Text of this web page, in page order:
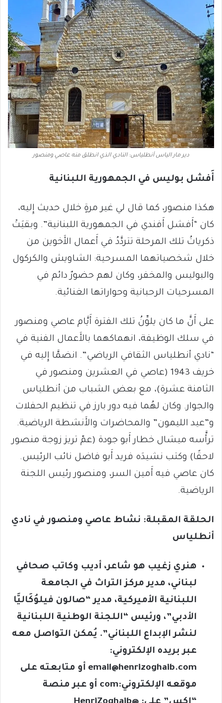
دير مار الياس أنطلياس: النادي الذي انطلق منه عاصي ومنصور
أَفشل بوليس في الجمهورية اللبنانية
هكذا منصور، كما قال لي غير مرةٍ خلال حديث إِليه،
كان “أَفشل أَفندي في الجمهورية اللبنانية”. وبقيَتْ
ذكرياتُ تلك المرحلة تتردَّدُ في أَعمال الأَخوين من
خلال شخصياتهما المسرحية: الشاويش والكركول
والبوليس والمخفر، وكان لهم حضورٌ دائم في
المسرحيات الرحبانية وحواراتها الغنائية.
على أَنَّ ما كان يلوِّنُ تلك الفترة أَيَّام عاصي ومنصور
في سلك الوظيفة، انهماكهما بالأَعمال الفنية في
“نادي أنطلياس الثقافي الرياضي”. انضمَّا إِليه في
خريف 1943 (عاصي في العشرين ومنصور في
الثامنة عشرة)، مع بعض الشباب من أنطلياس
والجوار. وكان لهُما فيه دور بارز في تنظيم الحفلات
و”عيد الليمون” والمحاضرات والأَنشطة الرياضية.
ترأَّسه ميشال خطار أَبو جودة (عمّ تريز زوجة منصور
لاحقًا) وكتب نشيدَه فريد أَبو فاضل نائب الرئيس.
كان عاصي فيه أَمين السر، ومنصور رئيس اللجنة
الرياضية.
الحلقة المقبلة: نشاط عاصي ومنصور في نادي
أنطلياس
هنري زغيب هو شاعر، أديب وكاتب صحافي
لبناني، مدير مركز التراث في الجامعة
اللبنانية الأميركية، مدير “صالون فيلوُكَاليَّا
الأدبي”، ورئيس “اللجنة الوطنية اللبنانية
لنشر الإبداع اللبناني”. يُمكن التواصل معه
عبر بريده الإلكتروني:
email@henrizoghaib.com أو متابعته على
موقعه الإلكتروني:com أو عبر منصة